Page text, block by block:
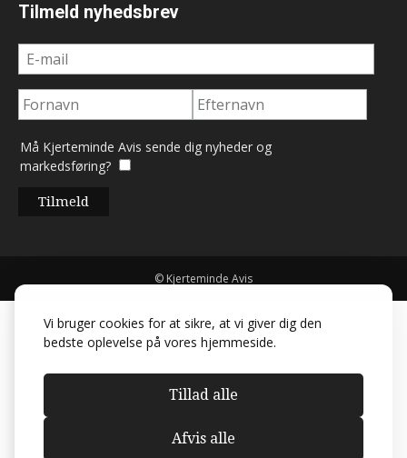
Vi bruger cookies for at sikre, at vi giver dig den
bedste oplevelse på vores hjemmeside.
Tillad alle
Afvis alle
Tilmeld nyhedsbrev
Må Kjerteminde Avis sende dig nyheder og
markedsføring?
© Kjerteminde Avis